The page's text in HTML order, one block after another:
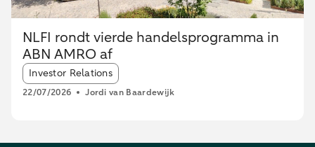
NLFI rondt vierde handelsprogramma in
ABN AMRO af
Article tags:
Investor Relations
22/07/2026 Jordi van Baardewijk